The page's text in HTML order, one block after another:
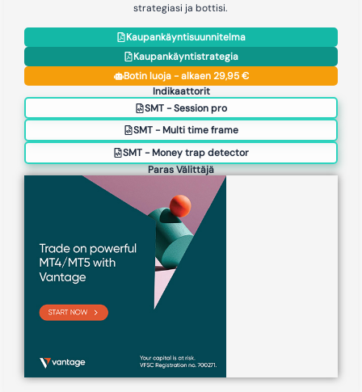
strategiasi ja bottisi.
Kaupankäyntisuunnitelma
Kaupankäyntistrategia
Botin luoja - alkaen 29,95 €
Indikaattorit
SMT - Session pro
SMT - Multi time frame
SMT - Money trap detector
Paras Välittäjä